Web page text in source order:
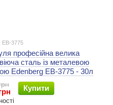
EB-3775
професійна велика
сталь із металевою
Edenberg EB-3775 - 30л
Купити